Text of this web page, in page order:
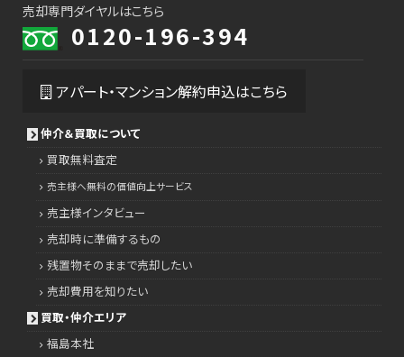
売却専門ダイヤルはこちら
0120-196-394
アパート・マンション解約申込はこちら
仲介＆買取について
買取無料査定
売主様へ無料の価値向上サービス
売主様インタビュー
売却時に準備するもの
残置物そのままで売却したい
売却費用を知りたい
買取・仲介エリア
福島本社